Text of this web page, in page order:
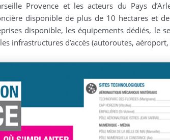
Provence et les acteurs du Pays
disponible de plus de 10 hectares et
disponible, les équipements dédiés, le
infrastructures d’accès (autoroutes, aéroport,